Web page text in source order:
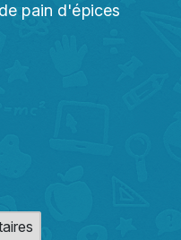
pain d'épices